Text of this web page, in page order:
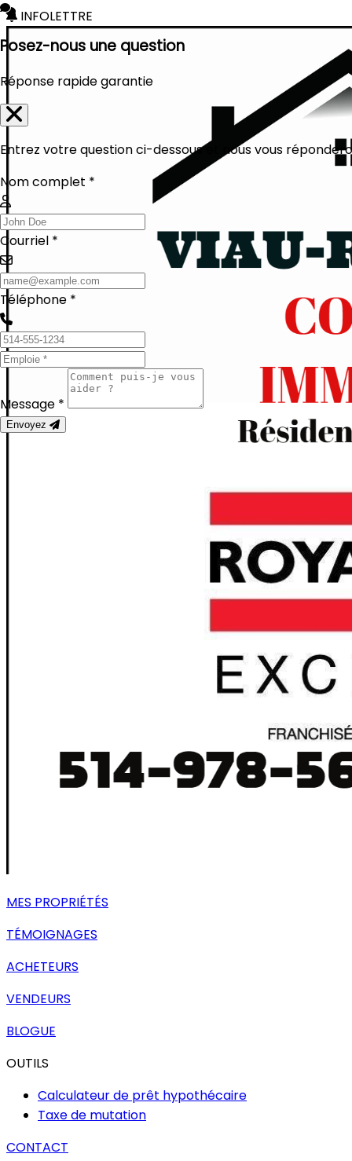
INFOLETTRE
MES PROPRIÉTÉS
TÉMOIGNAGES
ACHETEURS
VENDEURS
BLOGUE
OUTILS
Calculateur de prêt hypothécaire
Taxe de mutation
CONTACT
Posez-nous une question
Réponse rapide garantie
Entrez votre question ci-dessous et nous vous
Nom complet *
Courriel *
Téléphone *
Message *
Envoyez